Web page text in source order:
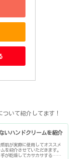
いて紹介してます！
いハンドクリームを紹介
肌が実際に使用してオススメ
を紹介させていただきます。
が乾燥してカサカサする…ハ